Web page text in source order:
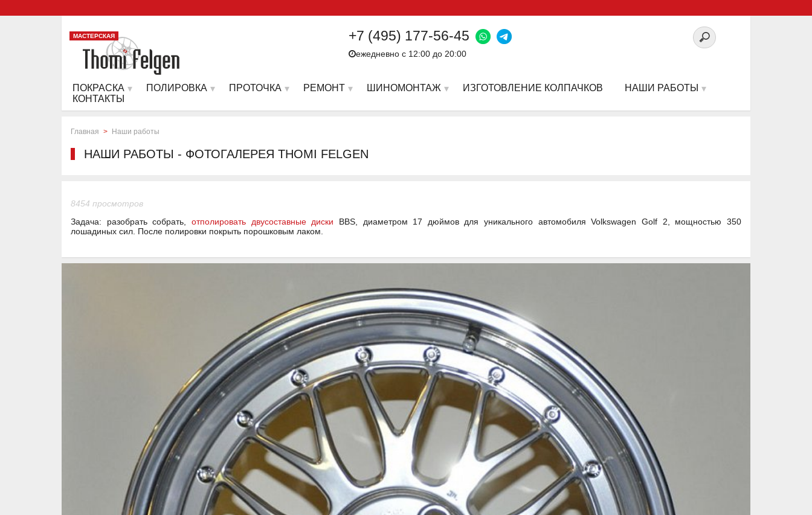
МАСТЕРСКАЯ +7 (495) 177-56-45
ежедневно с 12:00 до 20:00
ПОКРАСКА ПОЛИРОВКА ПРОТОЧКА РЕМОНТ ШИНОМОНТАЖ ИЗГОТОВЛЕНИЕ КОЛПАЧКОВ
НАШИ РАБОТЫ
КОНТАКТЫ
Главная > Наши работы
НАШИ РАБОТЫ - ФОТОГАЛЕРЕЯ THOMI FELGEN
8454 просмотров
Задача: разобрать собрать, отполировать двусоставные диски BBS, диаметром 17 дюймов для уникального автомобиля Volkswagen Golf 2, мощностью 350
лошадиных сил. После полировки покрыть порошковым лаком.